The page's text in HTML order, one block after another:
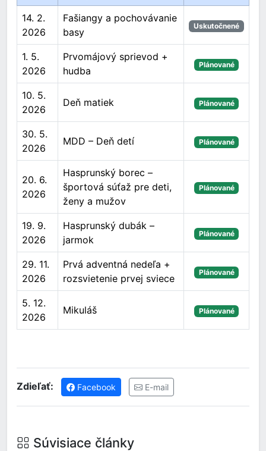
14. 2.
2026
Fašiangy a pochovávanie
basy
Uskutočnené
1. 5.
2026
Prvomájový sprievod +
hudba
Plánované
10. 5.
2026
Deň matiek Plánované
30. 5.
2026
MDD – Deň detí Plánované
20. 6.
2026
Hasprunský borec –
športová súťaž pre deti,
ženy a mužov
Plánované
19. 9.
2026
Hasprunský dubák –
jarmok
Plánované
29. 11.
2026
Prvá adventná nedeľa +
rozsvietenie prvej sviece
Plánované
5. 12.
2026
Mikuláš Plánované
Zdieľať: Facebook E-mail
Súvisiace články